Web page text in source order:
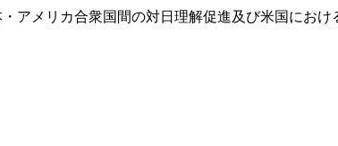
アメリカ合衆国間の対日理解促進及び米国にお